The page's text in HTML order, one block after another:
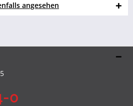
angesehen
0